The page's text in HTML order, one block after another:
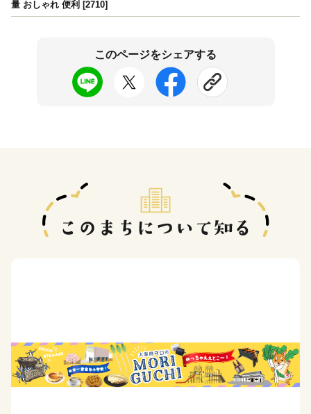
量 おしゃれ 便利 [2710]
このページをシェアする